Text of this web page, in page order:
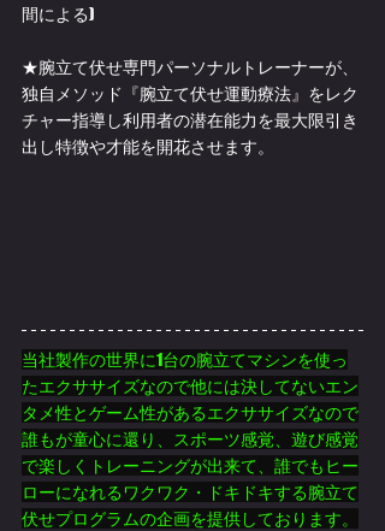
間による)
★腕立て伏せ専門パーソナルトレーナーが、
独自メソッド『腕立て伏せ運動療法』をレク
チャー指導し利用者の潜在能力を最大限引き
出し特徴や才能を開花させます。
当社製作の世界に1台の腕立てマシンを使っ
たエクササイズなので他には決してないエン
タメ性とゲーム性があるエクササイズなので
誰もが童心に還り、スポーツ感覚、遊び感覚
で楽しくトレーニングが出来て、誰でもヒー
ローになれるワクワク・ドキドキする腕立て
伏せプログラムの企画を提供しております。